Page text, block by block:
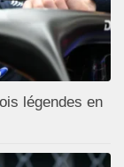
légendes en